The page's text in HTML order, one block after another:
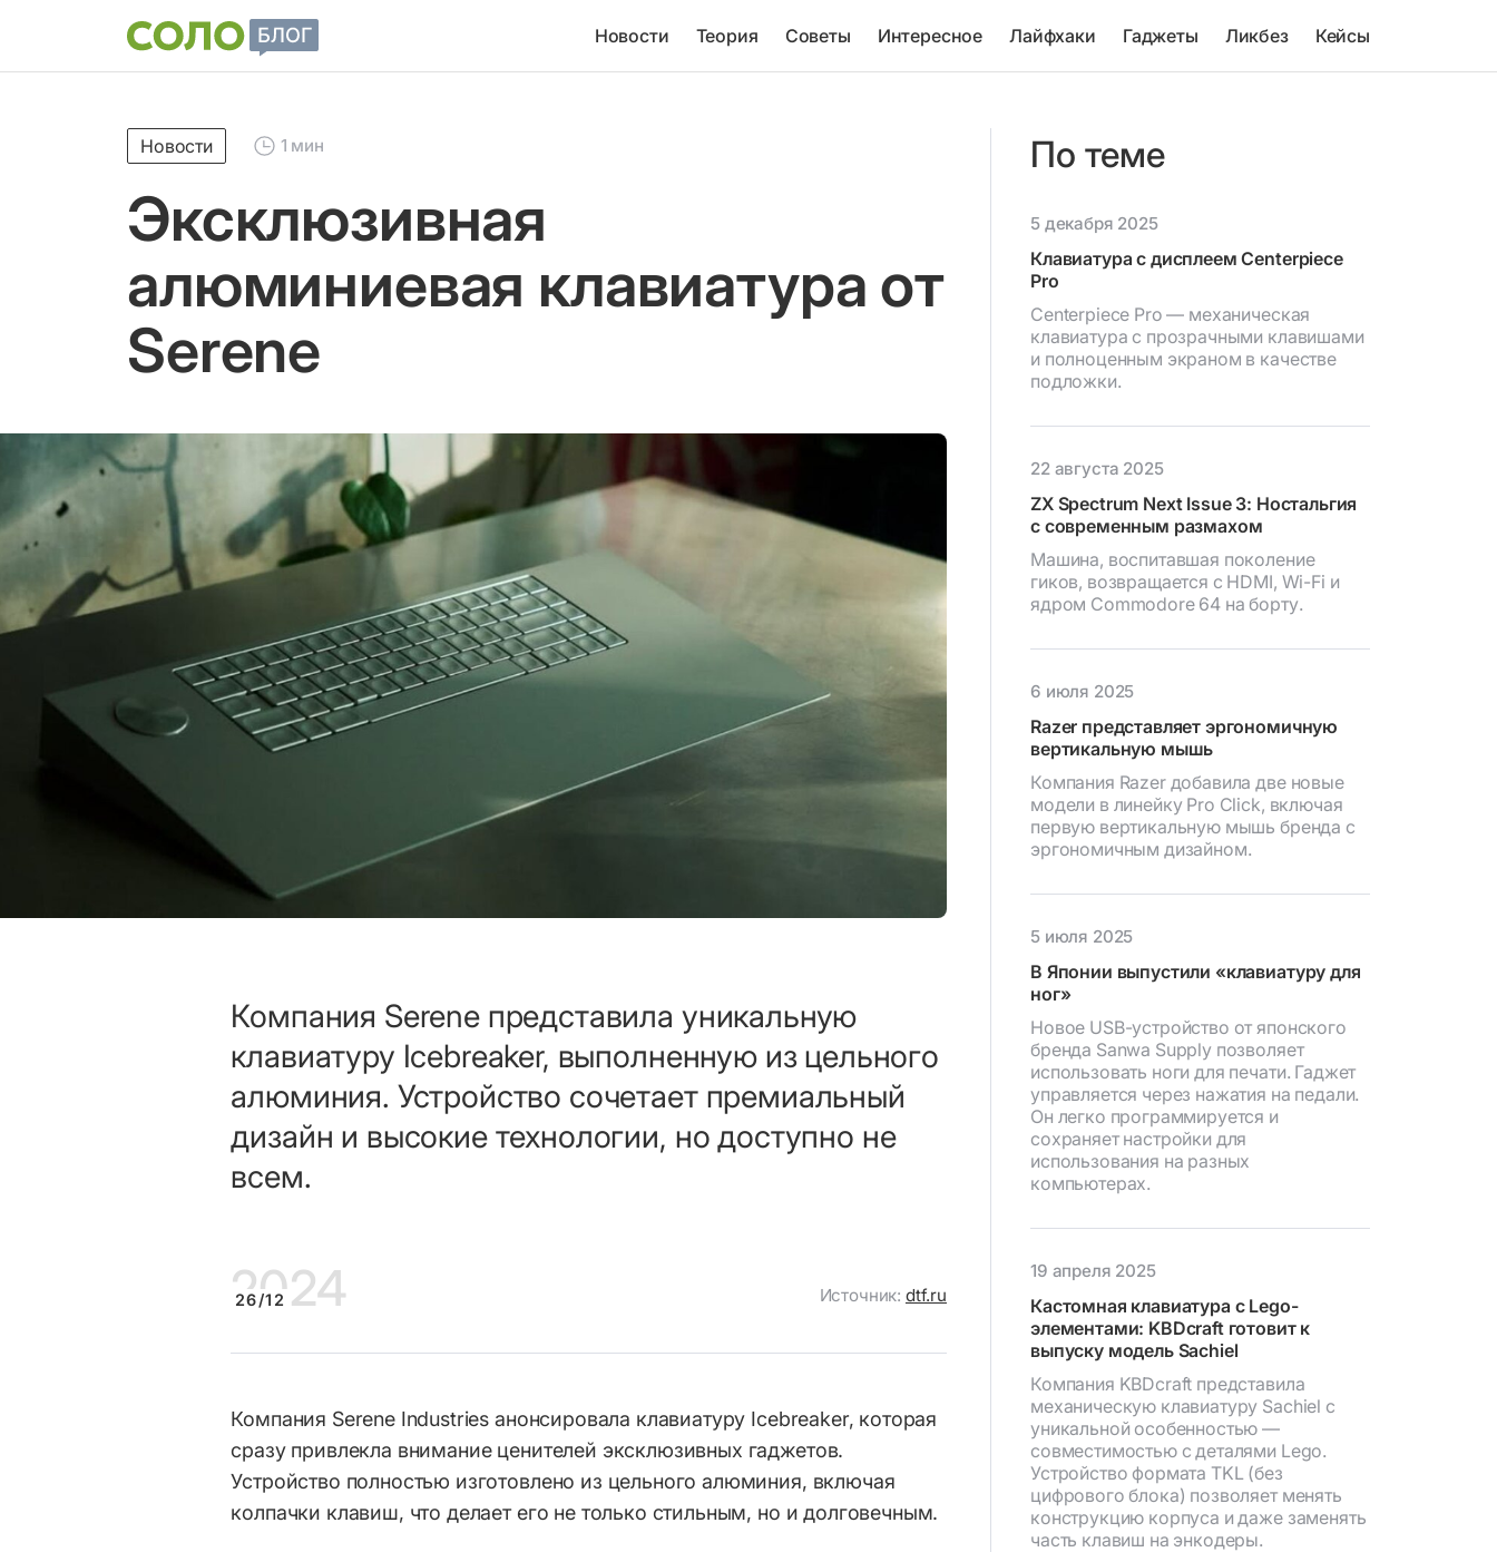
Новости Теория Советы Интересное Лайфхаки Гаджеты Ликбез Кейсы
Новости 1 мин
Эксклюзивная
алюминиевая клавиатура от
Serene
Компания Serene представила уникальную
клавиатуру Icebreaker, выполненную из цельного
алюминия. Устройство сочетает премиальный
дизайн и высокие технологии, но доступно не
всем.
20
26/12 24 Источник: dtf.ru
Компания Serene Industries анонсировала клавиатуру Icebreaker, которая
сразу привлекла внимание ценителей эксклюзивных гаджетов.
Устройство полностью изготовлено из цельного алюминия, включая
колпачки клавиш, что делает его не только стильным, но и долговечным.
По теме
5 декабря 2025
Клавиатура с дисплеем Centerpiece
Pro
Centerpiece Pro — механическая
клавиатура с прозрачными клавишами
и полноценным экраном в качестве
подложки.
22 августа 2025
ZX Spectrum Next Issue 3: Ностальгия
с современным размахом
Машина, воспитавшая поколение
гиков, возвращается с HDMI, Wi-Fi и
ядром Commodore 64 на борту.
6 июля 2025
Razer представляет эргономичную
вертикальную мышь
Компания Razer добавила две новые
модели в линейку Pro Click, включая
первую вертикальную мышь бренда с
эргономичным дизайном.
5 июля 2025
В Японии выпустили «клавиатуру для
ног»
Новое USB-устройство от японского
бренда Sanwa Supply позволяет
использовать ноги для печати. Гаджет
управляется через нажатия на педали.
Он легко программируется и
сохраняет настройки для
использования на разных
компьютерах.
19 апреля 2025
Кастомная клавиатура с Lego-
элементами: KBDcraft готовит к
выпуску модель Sachiel
Компания KBDcraft представила
механическую клавиатуру Sachiel с
уникальной особенностью —
совместимостью с деталями Lego.
Устройство формата TKL (без
цифрового блока) позволяет менять
конструкцию корпуса и даже заменять
часть клавиш на энкодеры.